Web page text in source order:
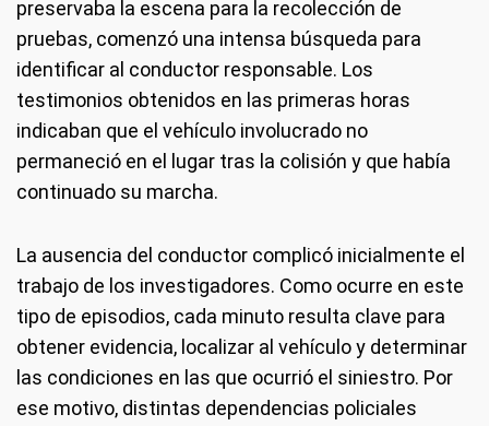
preservaba la escena para la recolección de
pruebas, comenzó una intensa búsqueda para
identificar al conductor responsable. Los
testimonios obtenidos en las primeras horas
indicaban que el vehículo involucrado no
permaneció en el lugar tras la colisión y que había
continuado su marcha.
La ausencia del conductor complicó inicialmente el
trabajo de los investigadores. Como ocurre en este
tipo de episodios, cada minuto resulta clave para
obtener evidencia, localizar al vehículo y determinar
las condiciones en las que ocurrió el siniestro. Por
ese motivo, distintas dependencias policiales